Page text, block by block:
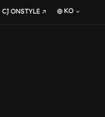
CJ ONSTYLE KO